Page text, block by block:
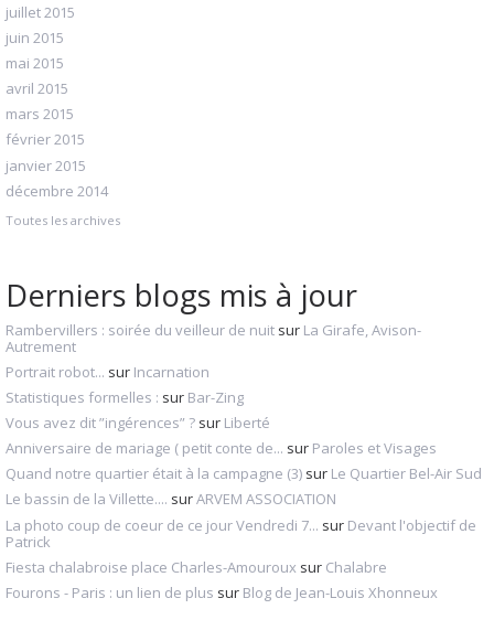
juillet 2015
juin 2015
mai 2015
avril 2015
mars 2015
février 2015
janvier 2015
décembre 2014
Toutes les archives
Derniers blogs mis à jour
Rambervillers : soirée du veilleur de nuit sur La Girafe, Avison-
Autrement
Portrait robot... sur Incarnation
Statistiques formelles : sur Bar-Zing
Vous avez dit ”ingérences” ? sur Liberté
Anniversaire de mariage ( petit conte de... sur Paroles et Visages
Quand notre quartier était à la campagne (3) sur Le Quartier Bel-Air Sud
Le bassin de la Villette.... surARVEM ASSOCIATION
La photo coup de coeur de ce jour Vendredi 7... sur Devant l'objectif de
Patrick
Fiesta chalabroise place Charles-Amouroux sur Chalabre
Fourons - Paris : un lien de plus sur Blog de Jean-Louis Xhonneux